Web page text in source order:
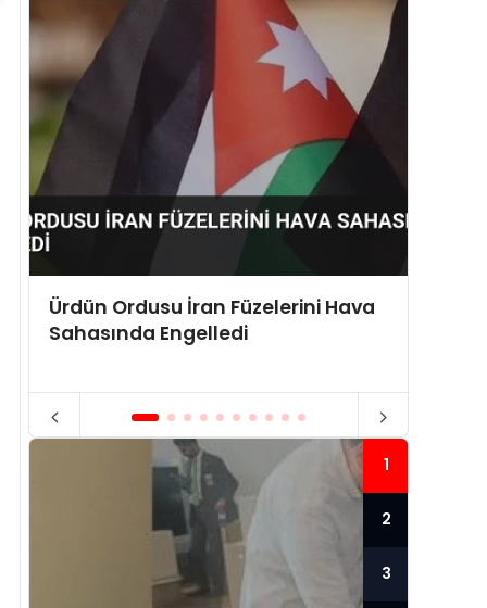
Ürdün Ordusu İran Füzelerini Hava
Sahasında Engelledi
1
2
3